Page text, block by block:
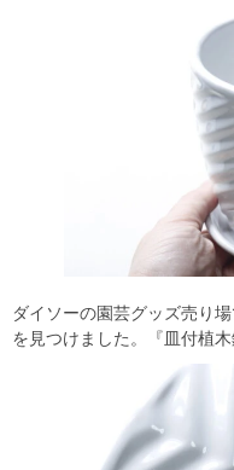
ダイソーの園芸グッズ売り
を見つけました。『皿付植